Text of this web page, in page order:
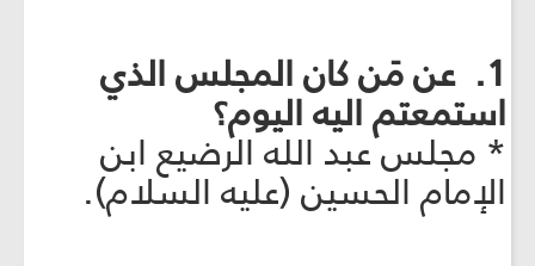
1. عن مَن كان المجلس الذي
استمعتم اليه اليوم؟
* مجلس عبد الله الرضيع ابن
الإمام الحسين (عليه السلام).